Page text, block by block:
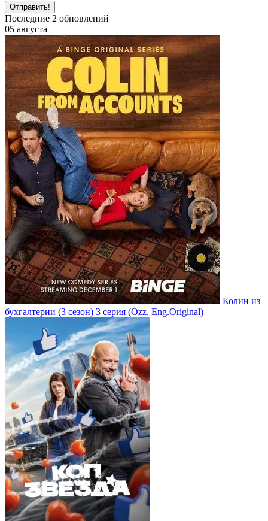
Отправить!
Последние 2 обновлений
05 августа
Колин из
бухгалтерии (3 сезон) 3 серия (Ozz, Eng.Original)